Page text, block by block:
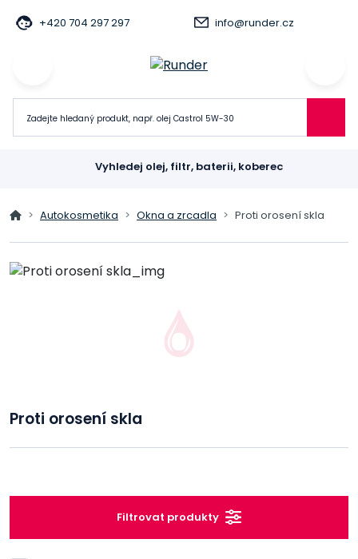
+420 704 297 297 info@runder.cz
Vyhledej olej, filtr, baterii, koberec
Autokosmetika Okna a zrcadla Proti orosení skla
Proti orosení skla
Filtrovat produkty